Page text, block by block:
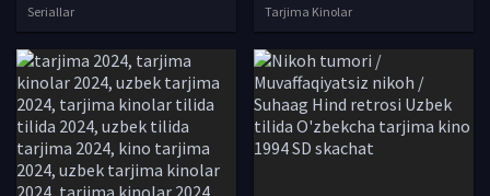
Seriallar Tarjima Kinolar